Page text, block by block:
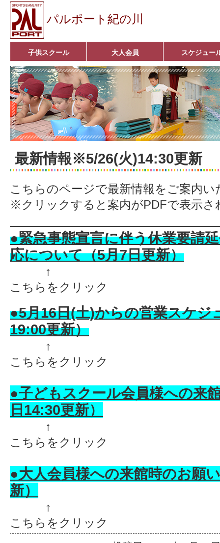
パルポート紀の川
子供スクール
ベビーコース
幼児コース
小学生コース
育成コース
選手コース
キッズパーク(体操教室)
子どもダンス教室
■入会案内■
大人会員
アクア悠々クラブ
いきいきコース
■入会案内■
スケジュー
最新情報※5/26(火)14:30更新
こちらのページで最新情報をご案内い
※クリックすると案内がPDFで表示さ
●緊急事態宣言に伴う休業要請
応について（5月7日更新）
↑
こちらをクリック
●5月16日(土)からの営業スケジ
19:00更新）
↑
こちらをクリック
●子どもスクール会員様への来
日14:30更新）
↑
こちらをクリック
●大人会員様への来館時のお願
新）
↑
こちらをクリック